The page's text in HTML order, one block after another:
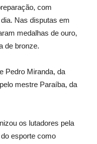
com
Nas disputas em
medalhas de ouro,
de bronze.
Pedro Miranda, da
mestre Paraíba, da
os lutadores pela
esporte como